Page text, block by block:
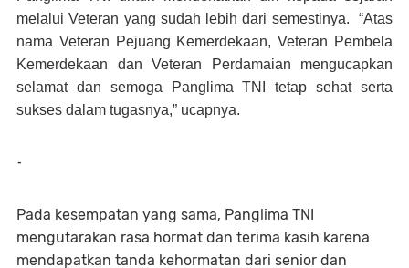
melalui Veteran yang sudah lebih dari semestinya. “Atas
nama Veteran Pejuang Kemerdekaan, Veteran Pembela
Kemerdekaan dan Veteran Perdamaian mengucapkan
selamat dan semoga Panglima TNI tetap sehat serta
sukses dalam tugasnya,” ucapnya.
-
Pada kesempatan yang sama, Panglima TNI
mengutarakan rasa hormat dan terima kasih karena
mendapatkan tanda kehormatan dari senior dan